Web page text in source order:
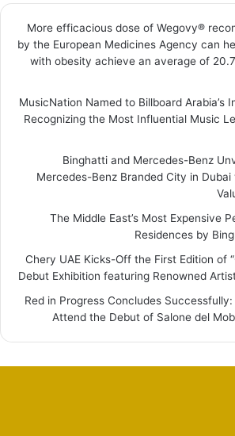
More efficacious dose of Wegovy®️
by the European Medicines Agency can
with obesity achieve an average of
MusicNation Named to Billboard Arabia’s
Recognizing the Most Influential Music
Binghatti and Mercedes-Benz
Mercedes-Benz Branded City in
The Middle East’s Most Expensive
Residences by
Chery UAE Kicks-Off the First Edition of
Debut Exhibition featuring Renowned
Red in Progress Concludes
Attend the Debut of Salone del